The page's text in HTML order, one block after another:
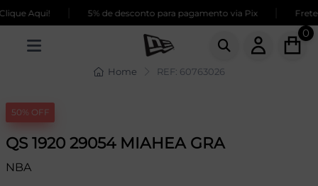
Aqui! 5% de desconto para pagamento via Pix Frete
0
Home REF: 60763026
50% OFF
QS 1920 29054 MIAHEA GRA
NBA